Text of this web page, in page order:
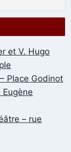
et V. Hugo
Place Godinot
– rue